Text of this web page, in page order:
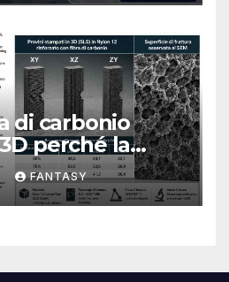
di carbonio
perché la
urti dipende
FANTASY